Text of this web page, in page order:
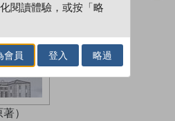
）
閱讀體驗，或按「略
會員 登入 略過